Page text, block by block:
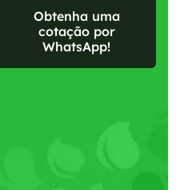
Obtenha uma
cotação por
WhatsApp!